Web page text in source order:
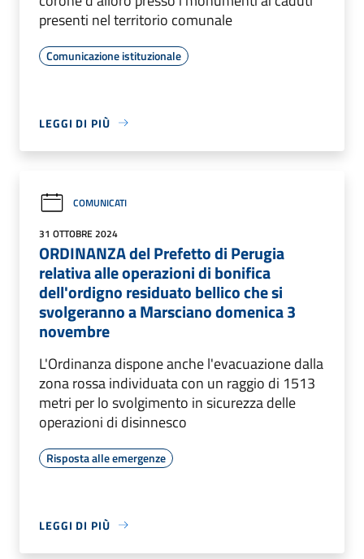
presenti nel territorio comunale
Comunicazione istituzionale
LEGGI DI PIÙ
COMUNICATI
31 OTTOBRE 2024
ORDINANZA del Prefetto di Perugia
relativa alle operazioni di bonifica
dell'ordigno residuato bellico che si
svolgeranno a Marsciano domenica 3
novembre
L'Ordinanza dispone anche l'evacuazione dalla
zona rossa individuata con un raggio di 1513
metri per lo svolgimento in sicurezza delle
operazioni di disinnesco
Risposta alle emergenze
LEGGI DI PIÙ